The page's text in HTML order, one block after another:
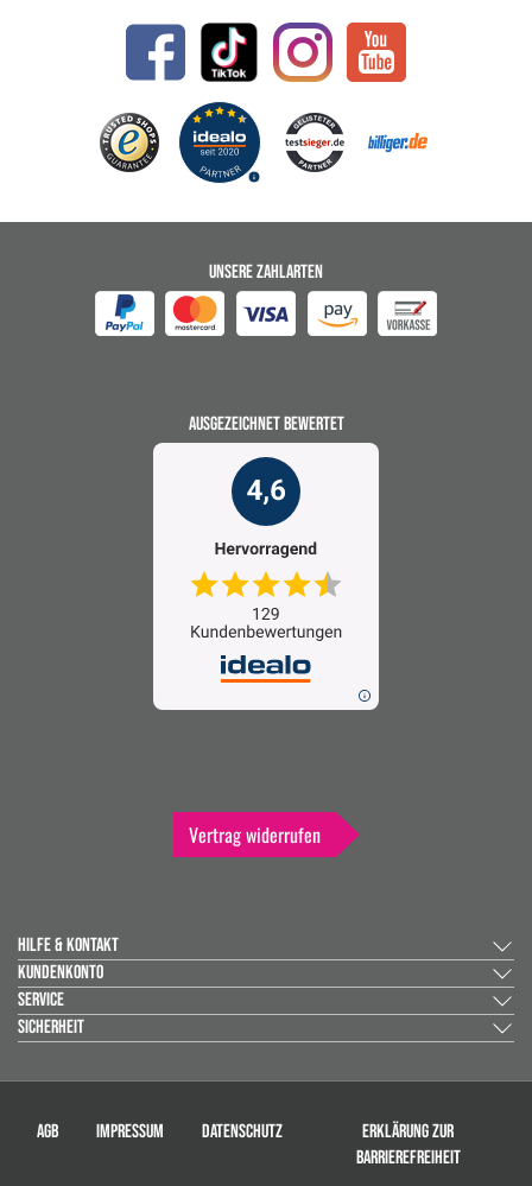
UNSERE ZAHLARTEN
AUSGEZEICHNET BEWERTET
Vertrag widerrufen
HILFE & KONTAKT
KUNDENKONTO
SERVICE
SICHERHEIT
AGB IMPRESSUM DATENSCHUTZ
ERKLÄRUNG ZUR
BARRIEREFREIHEIT